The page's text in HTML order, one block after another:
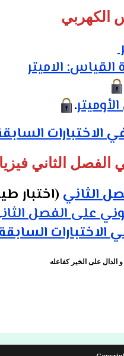
الكهربي
القياس: الاميتر
.
الاختبارات
فيزياء 3 ثانوي (كامل
الثاني (اختبار
على الفصل
الاختبارات
الدال على الخير كفاعله